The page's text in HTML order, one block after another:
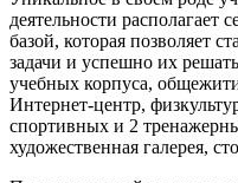
деятельности располагает
базой, которая позволяет
задачи и успешно их
учебных корпуса,
Интернет-центр,
спортивных и 2
художественная галерея,